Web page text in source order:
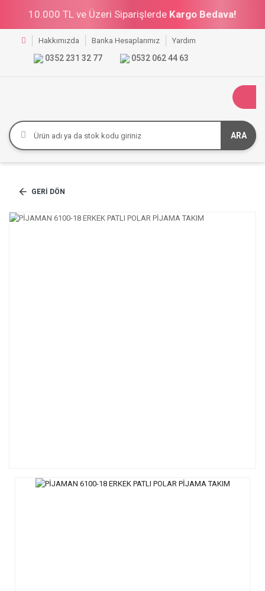
10.000 TL ve Üzeri Siparişlerde Kargo Bedava!
Hakkımızda Banka Hesaplarımız Yardım
0352 231 32 77 0532 062 44 63
ARA
GERI DÖN